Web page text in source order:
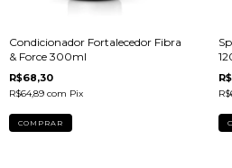
Condicionador Fortalecedor Fibra
& Force 300ml
R$68,30
R$64,89 com Pix